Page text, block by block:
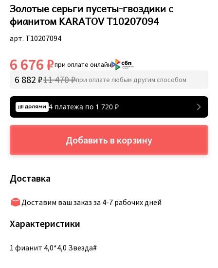
Золотые серьги пусеты-гвоздики с
фианитом KARATOV Т10207094
арт. Т10207094
6 676 ₽при оплате онлайн
6 882 ₽11 470 ₽при оплате любым другим способом
4 платежа по 1 720 ₽
Добавить в корзину
Доставка
Доставим ваш заказ за 4-7 рабочих дней
Характеристики
1 фианит 4,0*4,0 Звезда#